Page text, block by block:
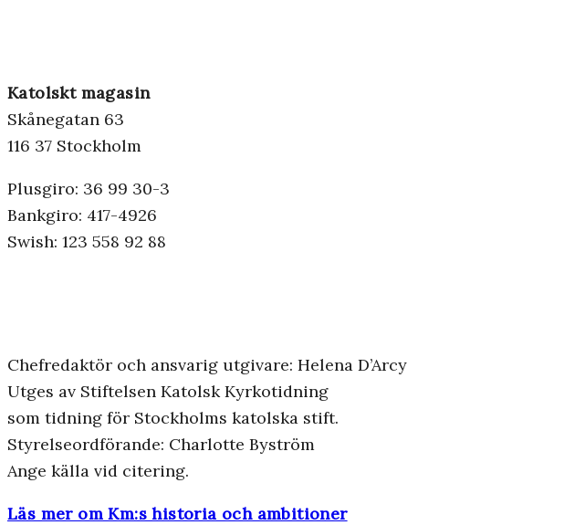
Katolskt magasin
Skånegatan 63
116 37 Stockholm
Plusgiro: 36 99 30-3
Bankgiro: 417-4926
Swish: 123 558 92 88
Chefredaktör och ansvarig utgivare: Helena D’Arcy
Utges av Stiftelsen Katolsk Kyrkotidning
som tidning för Stockholms katolska stift.
Styrelseordförande: Charlotte Byström
Ange källa vid citering.
Läs mer om Km:s historia och ambitioner